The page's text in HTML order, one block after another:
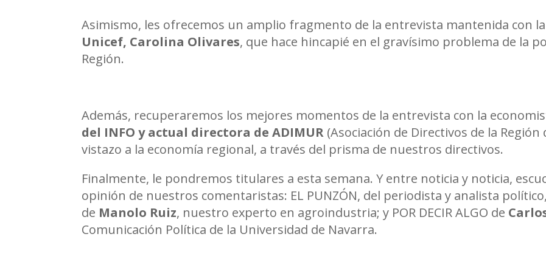
Asimismo, les ofrecemos un amplio fragmento de la entrevista mantenida con
Unicef, Carolina Olivares, que hace hincapié en el gravísimo problema de la
Región.
Además, recuperaremos los mejores momentos de la entrevista con la
del INFO y actual directora de ADIMUR (Asociación de Directivos de la
vistazo a la economía regional, a través del prisma de nuestros directivos.
Finalmente, le pondremos titulares a esta semana. Y entre noticia y noticia,
opinión de nuestros comentaristas: EL PUNZÓN, del periodista y analista
de Manolo Ruiz, nuestro experto en agroindustria; y POR DECIR ALGO de
Comunicación Política de la Universidad de Navarra.